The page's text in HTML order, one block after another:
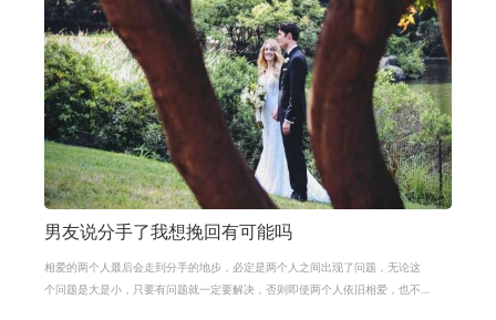
男友说分手了我想挽回有可能吗
相爱的两个人最后会走到分手的地步，必定是两个人之间出现了问题，无论这
个问题是大是小，只要有问题就一定要解决，否则即使两个人依旧相爱，也不